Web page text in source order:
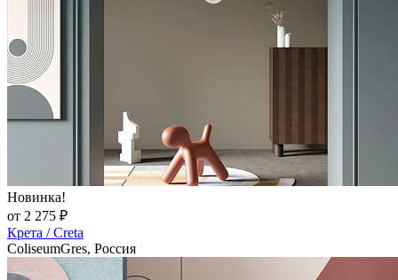
Новинка!
от 2 275 ₽
Крета / Creta
ColiseumGres, Россия